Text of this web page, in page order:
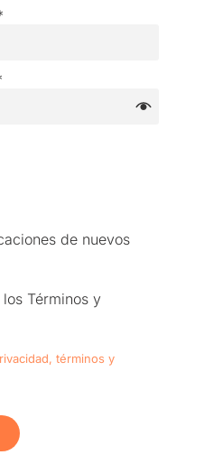
de nuevos
Términos y
términos y